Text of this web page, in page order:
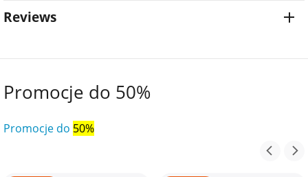
Reviews
Promocje do 50%
Promocje do 50%